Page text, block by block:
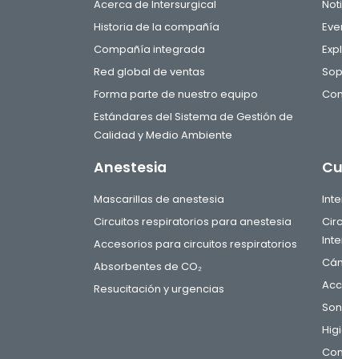
Acerca de Intersurgical
Historia de la compañía
Compañía integrada
Red global de ventas
Forma parte de nuestro equipo
Estándares del Sistema de Gestión de
Calidad y Medio Ambiente
Anestesia
Mascarillas de anestesia
Circuitos respiratorios para anestesia
Accesorios para circuitos respiratorios
Absorbentes de CO₂
Resucitación y urgencias